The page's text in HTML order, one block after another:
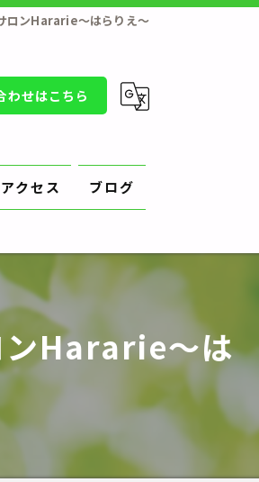
ロンHararie〜はらりえ〜
わせはこちら
アクセス ブログ
ンHararie〜は